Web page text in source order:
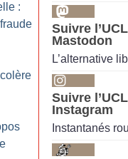
:
Suivre
Mastodon
L’alternative
Suivre
Instagram
Instantanés